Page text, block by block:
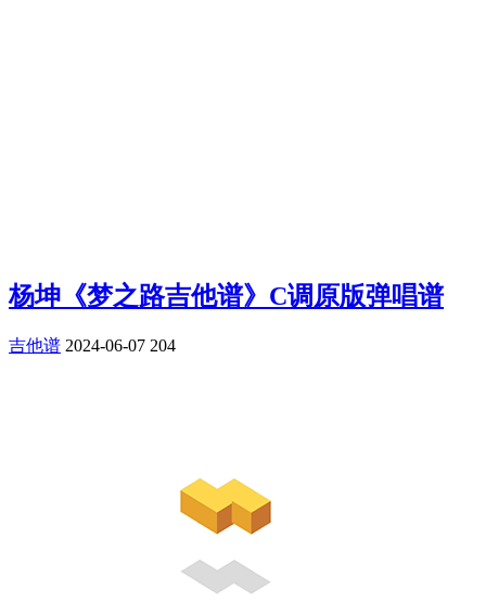
杨坤《梦之路吉他谱》C调原版弹唱谱
吉他谱 2024-06-07 204